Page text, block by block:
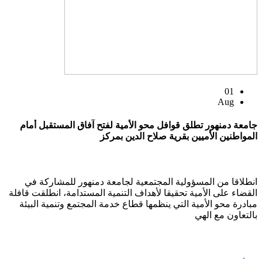
01
Aug
جامعة دمنهور تطلق قوافل محو الأمية لفتح آفاق المستقبل أمام
المواطنين الأميين بقرية صلاح الدين بمركز
انطلاقا من المسؤولية المجتمعية لجامعة دمنهور للمشاركة في
القضاء على الأمية تحقيقا لأهداف التنمية المستدامة، انطلقت قافلة
مبادرة محو الأمية التي ينظمها قطاع خدمة المجتمع وتنمية البيئة
بالتعاون مع الهي